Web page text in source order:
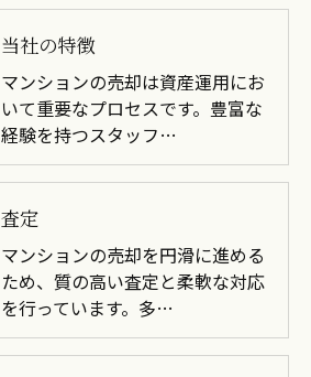
当社の特徴
マンションの売却は資産運用にお
いて重要なプロセスです。豊富な
経験を持つスタッフ…
査定
マンションの売却を円滑に進める
ため、質の高い査定と柔軟な対応
を行っています。多…